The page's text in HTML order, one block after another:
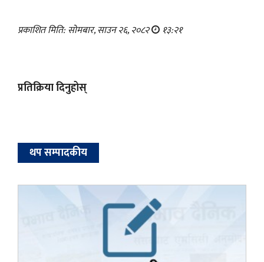
प्रकाशित मिति: सोमबार, साउन २६, २०८२ १३:२१
प्रतिक्रिया दिनुहोस्
थप सम्पादकीय